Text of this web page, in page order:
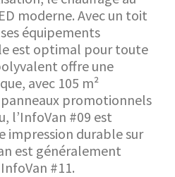
moderne. Avec un toit
équipements
est optimal pour toute
offre une
avec 105 m²
panneaux promotionnels
l’InfoVan #09 est
impression durable sur
est généralement
#11.